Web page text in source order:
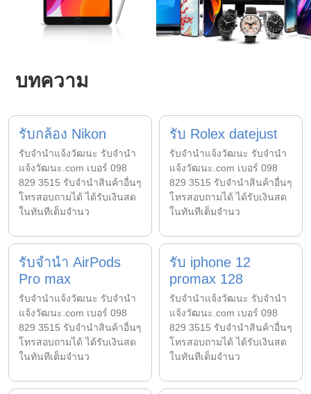
บทความ
รับกล้อง Nikon
รับจํานําแจ้งวัฒนะ รับจํานํา
แจ้งวัฒนะ.com เบอร์ 098
829 3515 รับจำนำสินค้าอื่นๆ
โทรสอบถามได้ ได้รับเงินสด
ในทันทีเต็มจำนว
รับ Rolex datejust
รับจํานําแจ้งวัฒนะ รับจํานํา
แจ้งวัฒนะ.com เบอร์ 098
829 3515 รับจำนำสินค้าอื่นๆ
โทรสอบถามได้ ได้รับเงินสด
ในทันทีเต็มจำนว
รับจำนำ AirPods
Pro max
รับจํานําแจ้งวัฒนะ รับจํานํา
แจ้งวัฒนะ.com เบอร์ 098
829 3515 รับจำนำสินค้าอื่นๆ
โทรสอบถามได้ ได้รับเงินสด
ในทันทีเต็มจำนว
รับ iphone 12
promax 128
รับจํานําแจ้งวัฒนะ รับจํานํา
แจ้งวัฒนะ.com เบอร์ 098
829 3515 รับจำนำสินค้าอื่นๆ
โทรสอบถามได้ ได้รับเงินสด
ในทันทีเต็มจำนว